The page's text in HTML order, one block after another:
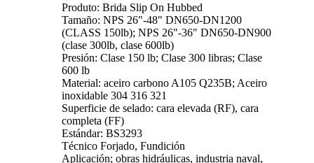
Produto: Brida Slip On Hubbed
Tamaño: NPS 26"-48" DN650-DN1200
(CLASS 150lb); NPS 26"-36" DN650-DN900
(clase 300lb, clase 600lb)
Presión: Clase 150 lb; Clase 300 libras; Clase
600 lb
Material: aceiro carbono A105 Q235B; Aceiro
inoxidable 304 316 321
Superficie de selado: cara elevada (RF), cara
completa (FF)
Estándar: BS3293
Técnico Forjado, Fundición
Aplicación; obras hidráulicas, industria naval,